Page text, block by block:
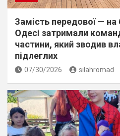
Замість передової — на
Одесі затримали
частини, який зводив
підлеглих
07/30/2026 silahromad